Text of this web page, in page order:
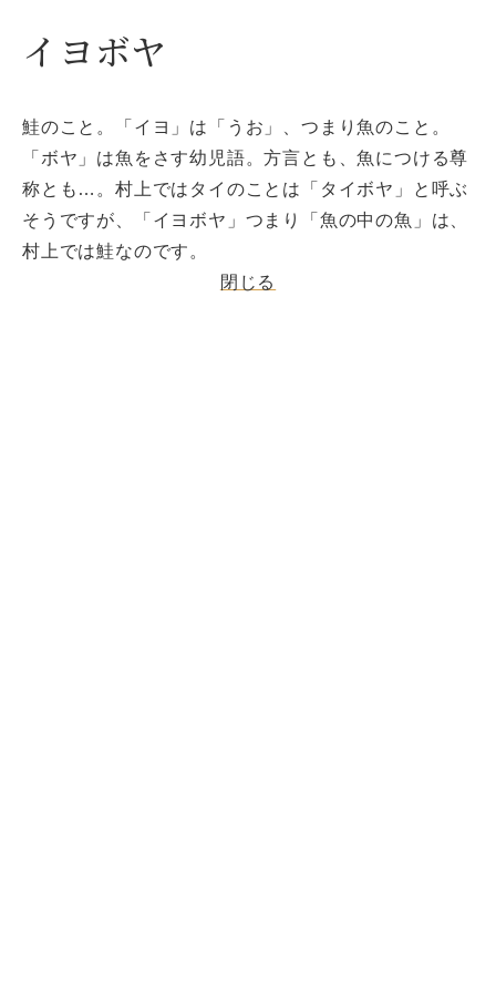
イヨボヤ
鮭のこと。「イヨ」は「うお」、つまり魚のこと。
「ボヤ」は魚をさす幼児語。方言とも、魚につける尊
称とも…。村上ではタイのことは「タイボヤ」と呼ぶ
そうですが、「イヨボヤ」つまり「魚の中の魚」は、
村上では鮭なのです。
閉じる